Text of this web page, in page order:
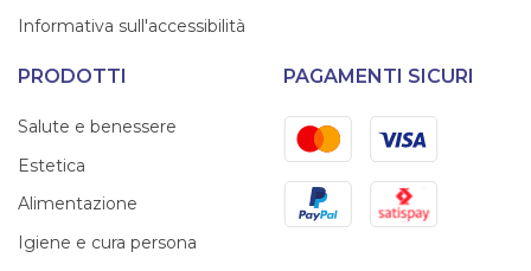
Informativa sull'accessibilità
PRODOTTI
Salute e benessere
Estetica
Alimentazione
Igiene e cura persona
PAGAMENTI SICURI
MastercardVisa
PayPal Satispay